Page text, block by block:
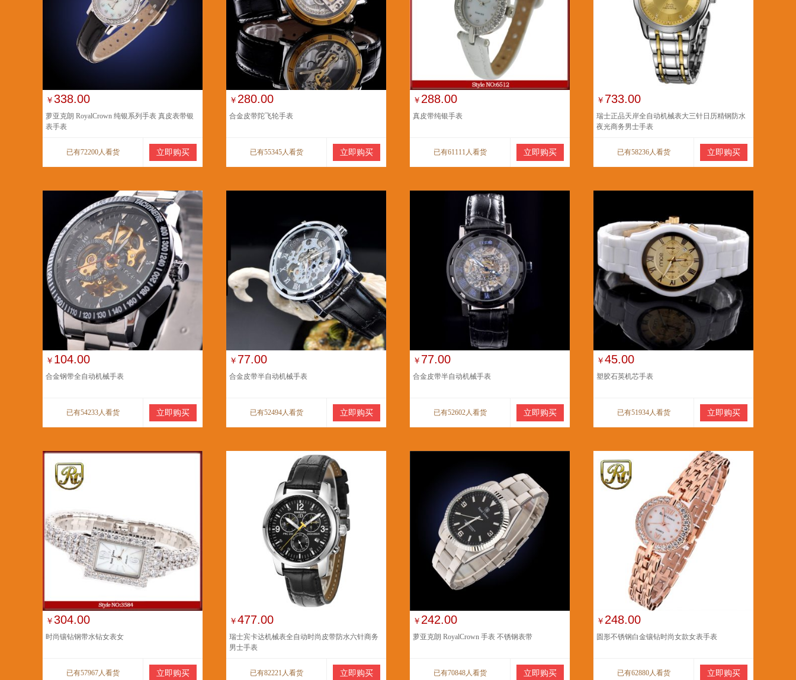
￥338.00
萝亚克朗 RoyalCrown 纯银系列手表 真皮表带银
表手表
已有72200人看货 立即购买
￥ 280.00
合金皮带陀飞轮手表
已有55345人看货 立即购买
￥ 288.00
真皮带纯银手表
已有61111人看货 立即购买
￥ 733.00
瑞士正品天岸全自动机械表大三针日历精钢防水
夜光商务男士手表
已有58236人看货 立即购买
￥ 104.00
合金钢带全自动机械手表
已有54233人看货 立即购买
￥ 77.00
合金皮带半自动机械手表
已有52494人看货 立即购买
￥ 77.00
合金皮带半自动机械手表
已有52602人看货 立即购买
￥45.00
塑胶石英机芯手表
已有51934人看货 立即购买
￥304.00
时尚镶钻钢带水钻女表女
已有57967人看货 立即购买
￥477.00
瑞士宾卡达机械表全自动时尚皮带防水六针商务
男士手表
已有82221人看货 立即购买
￥ 242.00
萝亚克朗 RoyalCrown 手表 不锈钢表带
已有70848人看货 立即购买
￥ 248.00
圆形不锈钢白金镶钻时尚女款女表手表
已有62880人看货 立即购买